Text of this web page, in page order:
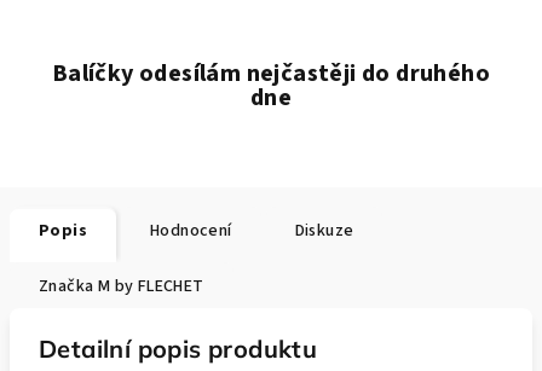
Balíčky odesílám nejčastěji do druhého
dne
Popis Hodnocení Diskuze
Značka M by FLECHET
Detailní popis produktu